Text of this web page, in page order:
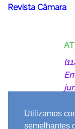
Revista Câmara
Utilizamos
semelhantes